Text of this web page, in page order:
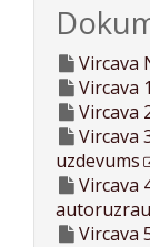
Vircava
Vircava
Vircava
Vircava
uzdevums
Vircava
Vircava